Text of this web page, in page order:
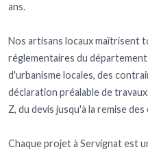
ans.
Nos artisans locaux maîtrisent
réglementaires du département
d'urbanisme locales, des
déclaration préalable de
Z, du devis jusqu'à la remise des
Chaque projet à Servignat est